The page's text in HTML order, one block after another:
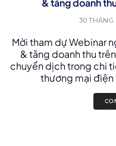
& tăng doanh
30 THÁNG
Mời tham dự Webinar
& tăng doanh thu
chuyển dịch trong chi
thương mại điện